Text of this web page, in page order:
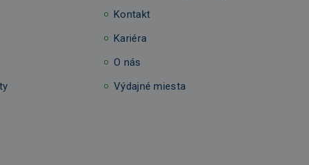
Kontakt
Kariéra
O nás
Výdajné miesta